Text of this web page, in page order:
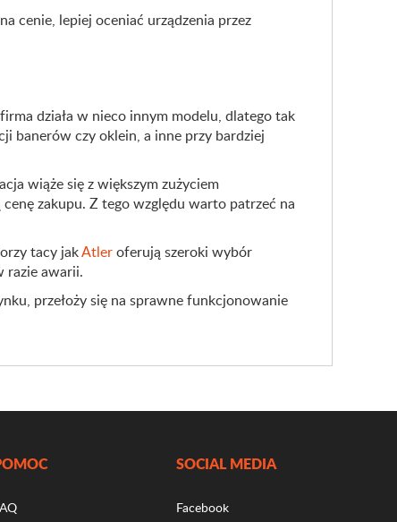
cenie, lepiej oceniać urządzenia przez
działa w nieco innym modelu, dlatego tak
banerów czy oklein, a inne przy bardziej
wiąże się z większym zużyciem
zakupu. Z tego względu warto patrzeć na
tacy jakAtleroferują szeroki wybór
razie awarii.
przełoży się na sprawne funkcjonowanie
SOCIAL MEDIA
Facebook